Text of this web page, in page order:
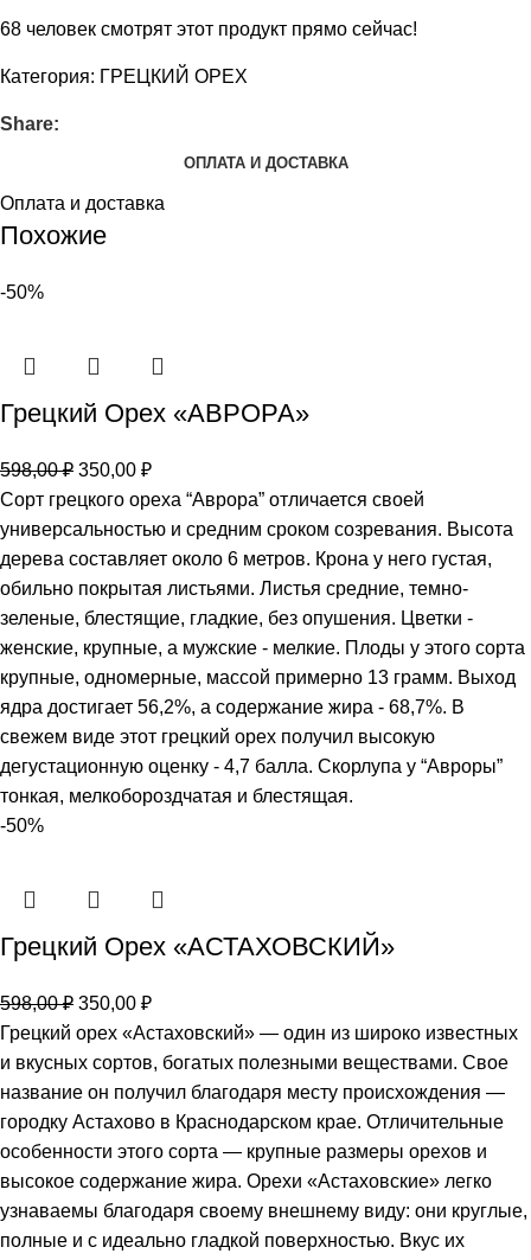
68 человек смотрят этот продукт прямо сейчас!
Категория: ГРЕЦКИЙ ОРЕХ
Share:
ОПЛАТА И ДОСТАВКА
Оплата и доставка
Похожие
-50%
Грецкий Орех «АВРОРА»
598,00₽ 350,00 ₽
Сорт грецкого ореха “Аврора” отличается своей
универсальностью и средним сроком созревания. Высота
дерева составляет около 6 метров. Крона у него густая,
обильно покрытая листьями. Листья средние, темно-
зеленые, блестящие, гладкие, без опушения. Цветки -
женские, крупные, а мужские - мелкие. Плоды у этого сорта
крупные, одномерные, массой примерно 13 грамм. Выход
ядра достигает 56,2%, а содержание жира - 68,7%. В
свежем виде этот грецкий орех получил высокую
дегустационную оценку - 4,7 балла. Скорлупа у “Авроры”
тонкая, мелкобороздчатая и блестящая.
-50%
Грецкий Орех «АСТАХОВСКИЙ»
598,00₽ 350,00 ₽
Грецкий орех «Астаховский» — один из широко известных
и вкусных сортов, богатых полезными веществами. Свое
название он получил благодаря месту происхождения —
городку Астахово в Краснодарском крае. Отличительные
особенности этого сорта — крупные размеры орехов и
высокое содержание жира. Орехи «Астаховские» легко
узнаваемы благодаря своему внешнему виду: они круглые,
полные и с идеально гладкой поверхностью. Вкус их